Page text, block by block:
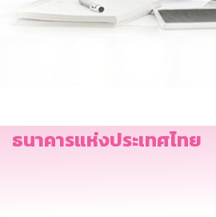
อื่นๆ
GSB Society
ธนาคารแห่งประเทศไทย